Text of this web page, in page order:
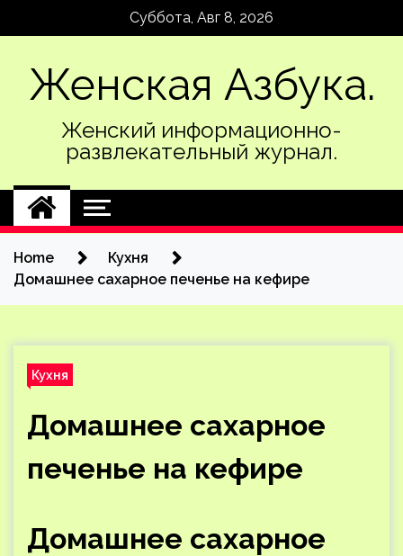
Суббота, Авг 8, 2026
Женская Азбука.
Женский информационно-
развлекательный журнал.
Home
Кухня
Домашнее сахарное печенье на кефире
Кухня
Домашнее сахарное
печенье на кефире
Домашнее сахарное